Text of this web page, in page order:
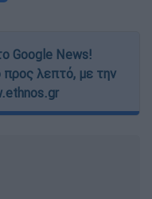
Google News!
προς λεπτό, με την